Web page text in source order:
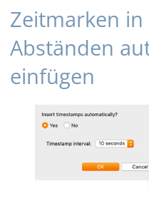
Zeitmarken
Abständen
einfügen